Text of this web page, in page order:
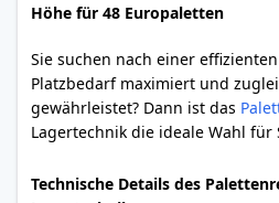
Höhe für 48 Europaletten
Sie suchen nach einer
Platzbedarf maximiert und
gewährleistet? Dann ist das
Lagertechnik die ideale Wahl für
Technische Details des